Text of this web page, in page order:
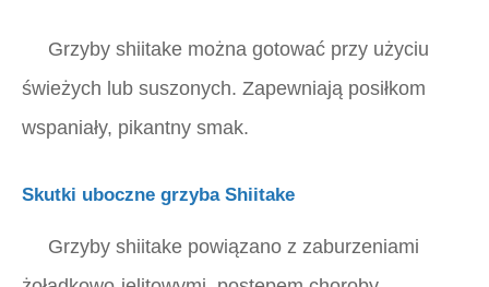
Grzyby shiitake można gotować przy użyciu
świeżych lub suszonych. Zapewniają posiłkom
wspaniały, pikantny smak.
Skutki uboczne grzyba Shiitake
Grzyby shiitake powiązano z zaburzeniami